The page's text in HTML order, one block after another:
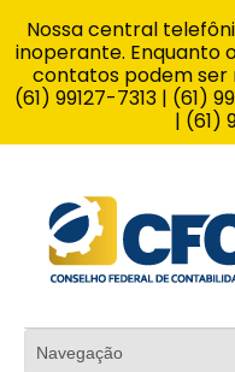
Nossa central
inoperante. Enquanto
contatos podem ser
(61) 99127-7313 | (61)
| (61)